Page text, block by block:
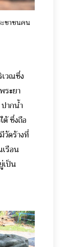
ชาชนคน
เวณซึ่ง
ระยา
ากน้ำ
ต้ ซึ่งถือ
วัดร้างที่
รือน
เป็น